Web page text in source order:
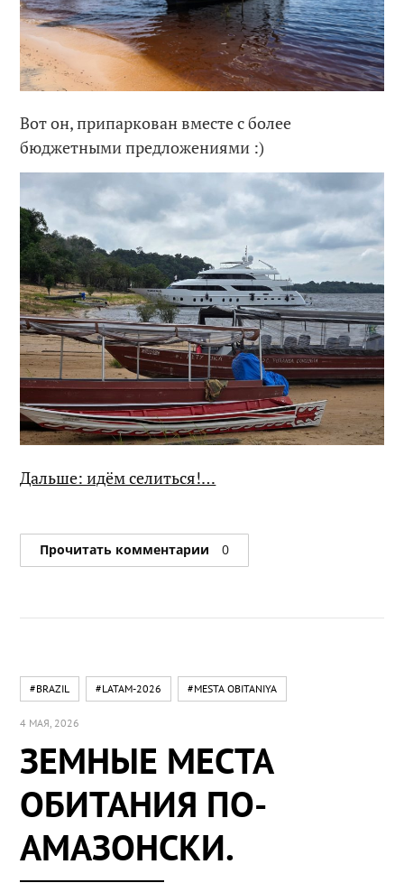
Вот он, припаркован вместе с более
бюджетными предложениями :)
Дальше: идём селиться!…
Прочитать комментарии 0
#BRAZIL #LATAM-2026 #MESTA OBITANIYA
4 МАЯ, 2026
ЗЕМНЫЕ МЕСТА
ОБИТАНИЯ ПО-
АМАЗОНСКИ.